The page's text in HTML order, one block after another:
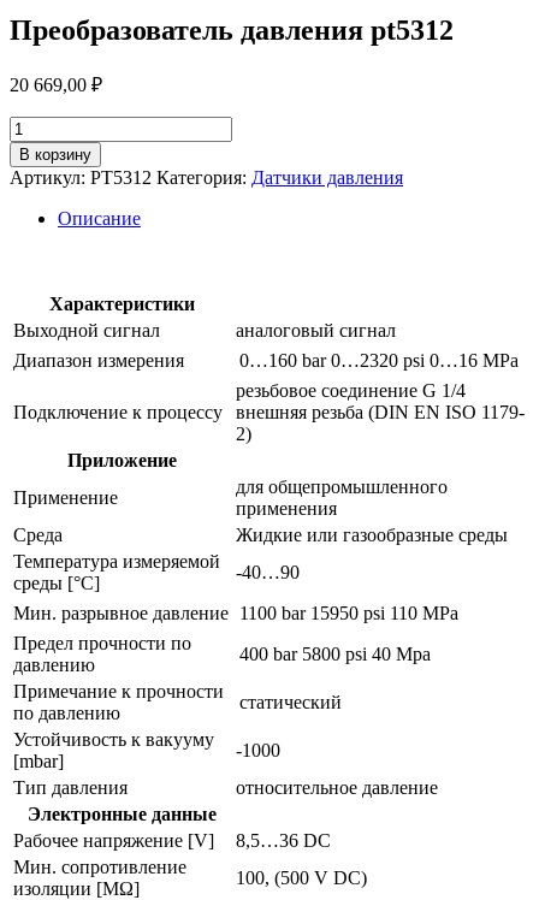
Преобразователь давления pt5312
20 669,00 ₽
Количество
товара
Преобразователь
давления
pt5312
В корзину
Артикул: PT5312 Категория: Датчики давления
Описание
Характеристики
Выходной сигнал
аналоговый сигнал
Диапазон измерения
0…160 bar 0…2320 psi 0…16 MPa
Подключение к процессу
резьбовое соединение G 1/4
внешняя резьба (DIN EN ISO 1179-
2)
Приложение
Применение
для общепромышленного
применения
Среда
Жидкие или газообразные среды
Температура измеряемой
среды [°C]
-40…90
Мин. разрывное давление 1100 bar 15950 psi 110 MPa
Предел прочности по
давлению
400 bar 5800 psi 40 Mpa
Примечание к прочности
по давлению
статический
Устойчивость к вакууму
[mbar]
-1000
Тип давления
относительное давление
Электронные данные
Рабочее напряжение [V]
8,5…36 DC
Мин. сопротивление
изоляции [MΩ]
100, (500 V DC)